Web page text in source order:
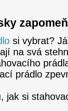
si vybrat?
na svá
prádlo
jak si